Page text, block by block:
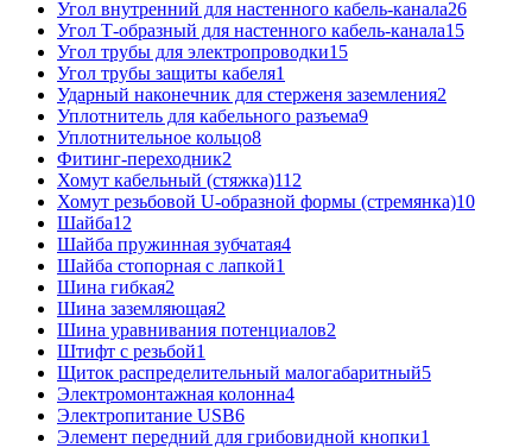
Угол внутренний для настенного кабель-канала26
Угол Т-образный для настенного кабель-канала15
Угол трубы для электропроводки15
Угол трубы защиты кабеля1
Ударный наконечник для стерженя заземления2
Уплотнитель для кабельного разъема9
Уплотнительное кольцо8
Фитинг-переходник2
Хомут кабельный (стяжка)112
Хомут резьбовой U-образной формы (стремянка)10
Шайба12
Шайба пружинная зубчатая4
Шайба стопорная с лапкой1
Шина гибкая2
Шина заземляющая2
Шина уравнивания потенциалов2
Штифт с резьбой1
Щиток распределительный малогабаритный5
Электромонтажная колонна4
Электропитание USB6
Элемент передний для грибовидной кнопки1